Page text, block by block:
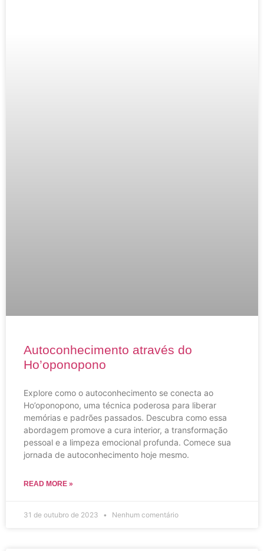
Autoconhecimento através do
Ho’oponopono
Explore como o autoconhecimento se conecta ao
Ho’oponopono, uma técnica poderosa para liberar
memórias e padrões passados. Descubra como essa
abordagem promove a cura interior, a transformação
pessoal e a limpeza emocional profunda. Comece sua
jornada de autoconhecimento hoje mesmo.
READ MORE »
31 de outubro de 2023 Nenhum comentário